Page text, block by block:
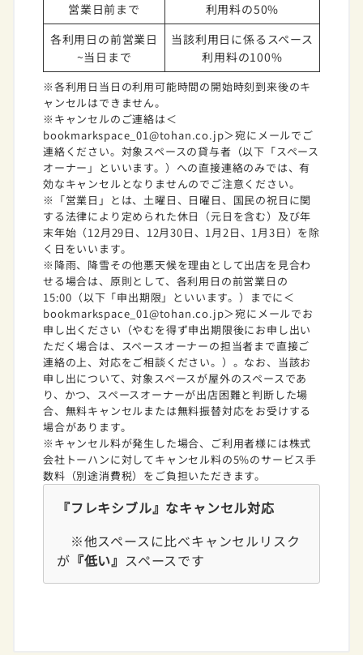
営業日前まで
利用料の50%
各利用日の前営業日
~当日まで
当該利用日に係るスペース
利用料の100%
※各利用日当日の利用可能時間の開始時刻到来後のキ
ャンセルはできません。
※キャンセルのご連絡は＜
bookmarkspace_01@tohan.co.jp＞宛にメールでご
連絡ください。対象スペースの貸与者（以下「スペース
オーナー」といいます。）への直接連絡のみでは、有
効なキャンセルとなりませんのでご注意ください。
※「営業日」とは、土曜日、日曜日、国民の祝日に関
する法律により定められた休日（元日を含む）及び年
末年始（12月29日、12月30日、1月2日、1月3日）を除
く日をいいます。
※降雨、降雪その他悪天候を理由として出店を見合わ
せる場合は、原則として、各利用日の前営業日の
15:00（以下「申出期限」といいます。）までに＜
bookmarkspace_01@tohan.co.jp＞宛にメールでお
申し出ください（やむを得ず申出期限後にお申し出い
ただく場合は、スペースオーナーの担当者まで直接ご
連絡の上、対応をご相談ください。）。なお、当該お
申し出について、対象スペースが屋外のスペースであ
り、かつ、スペースオーナーが出店困難と判断した場
合、無料キャンセルまたは無料振替対応をお受けする
場合があります。
※キャンセル料が発生した場合、ご利用者様には株式
会社トーハンに対してキャンセル料の5%のサービス手
数料（別途消費税）をご負担いただきます。
『フレキシブル』なキャンセル対応
※他スペースに比べキャンセルリスク
が 『低い』 スペースです